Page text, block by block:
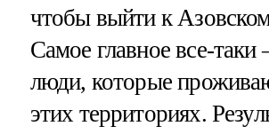
чтобы выйти к
Самое главное все-таки
люди, которые
этих территориях.